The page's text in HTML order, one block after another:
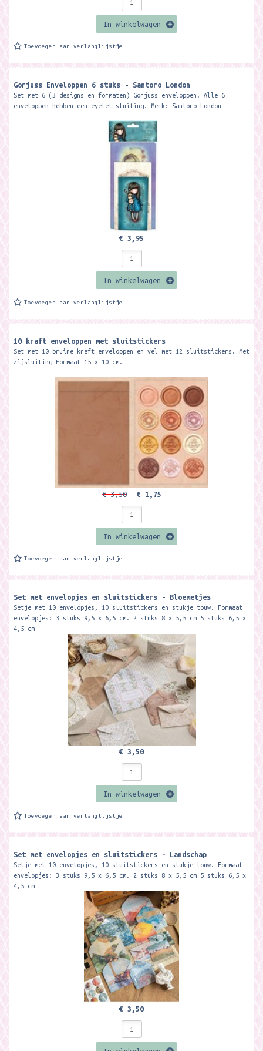
In winkelwagen
Toevoegen aan verlanglijstje
Gorjuss Enveloppen 6 stuks - Santoro London
Set met 6 (3 designs en formaten) Gorjuss enveloppen. Alle 6
enveloppen hebben een eyelet sluiting. Merk: Santoro London
€ 3,95
In winkelwagen
Toevoegen aan verlanglijstje
10 kraft enveloppen met sluitstickers
Set met 10 bruine kraft enveloppen en vel met 12 sluitstickers. Met
zijsluiting Formaat 15 x 10 cm.
€ 3,50 € 1,75
In winkelwagen
Toevoegen aan verlanglijstje
Set met envelopjes en sluitstickers - Bloemetjes
Setje met 10 envelopjes, 10 sluitstickers en stukje touw. Formaat
envelopjes: 3 stuks 9,5 x 6,5 cm. 2 stuks 8 x 5,5 cm 5 stuks 6,5 x
4,5 cm
€ 3,50
In winkelwagen
Toevoegen aan verlanglijstje
Set met envelopjes en sluitstickers - Landschap
Setje met 10 envelopjes, 10 sluitstickers en stukje touw. Formaat
envelopjes: 3 stuks 9,5 x 6,5 cm. 2 stuks 8 x 5,5 cm 5 stuks 6,5 x
4,5 cm
€ 3,50